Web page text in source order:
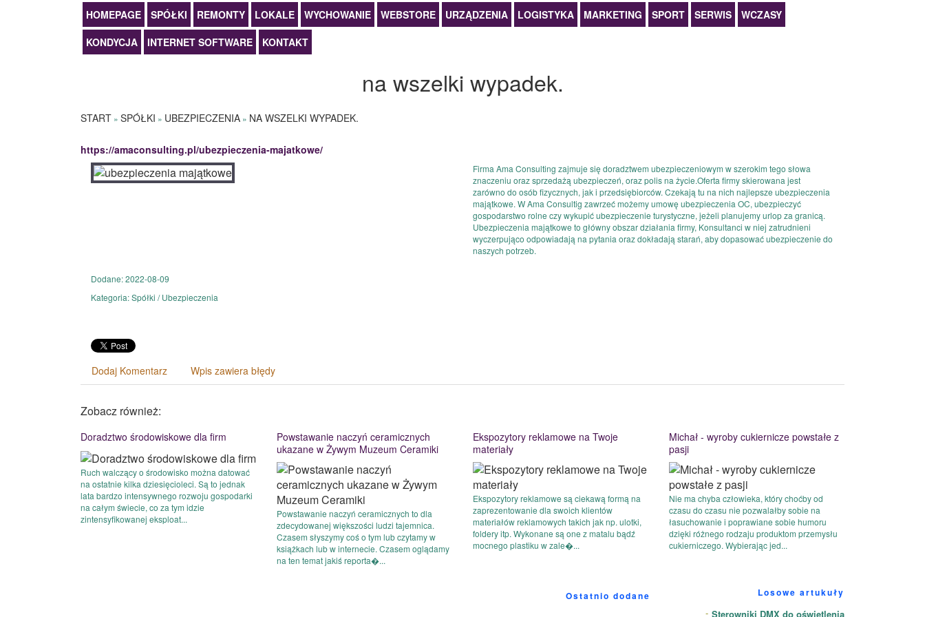
HOMEPAGE SPÓŁKI REMONTY LOKALE WYCHOWANIE WEBSTORE URZĄDZENIA LOGISTYKA MARKETING SPORT SERWIS
WCZASY
KONDYCJA
INTERNET SOFTWARE KONTAKT
na wszelki wypadek.
START » SPÓŁKI » UBEZPIECZENIA » NA WSZELKI WYPADEK.
https://amaconsulting.pl/ubezpieczenia-majatkowe/
Firma Ama Consulting zajmuje się doradztwem ubezpieczeniowym w szerokim tego słowa
znaczeniu oraz sprzedażą ubezpieczeń, oraz polis na życie.Oferta firmy skierowana jest
zarówno do osób fizycznych, jak i przedsiębiorców. Czekają tu na nich najlepsze ubezpieczenia
majątkowe. W Ama Consultig zawrzeć możemy umowę ubezpieczenia OC, ubezpieczyć
gospodarstwo rolne czy wykupić ubezpieczenie turystyczne, jeżeli planujemy urlop za granicą.
Ubezpieczenia majątkowe to główny obszar działania firmy, Konsultanci w niej zatrudnieni
wyczerpująco odpowiadają na pytania oraz dokładają starań, aby dopasować ubezpieczenie do
naszych potrzeb.
Dodane: 2022-08-09
Kategoria: Spółki / Ubezpieczenia
Dodaj Komentarz Wpis zawiera błędy
Zobacz również:
Doradztwo środowiskowe dla firm
Ruch walczący o środowisko można datować
na ostatnie kilka dziesięcioleci. Są to jednak
lata bardzo intensywnego rozwoju gospodarki
na całym świecie, co za tym idzie
zintensyfikowanej eksploat...
Powstawanie naczyń ceramicznych
ukazane w Żywym Muzeum Ceramiki
Powstawanie naczyń ceramicznych to dla
zdecydowanej większości ludzi tajemnica.
Czasem słyszymy coś o tym lub czytamy w
książkach lub w internecie. Czasem oglądamy
na ten temat jakiś reporta�...
Ekspozytory reklamowe na Twoje
materiały
Ekspozytory reklamowe są ciekawą formą na
zaprezentowanie dla swoich klientów
materiałów reklamowych takich jak np. ulotki,
foldery itp. Wykonane są one z matalu bądź
mocnego plastiku w zale�...
Michał - wyroby cukiernicze powstałe z
pasji
Nie ma chyba człowieka, który choćby od
czasu do czasu nie pozwalałby sobie na
łasuchowanie i poprawiane sobie humoru
dzięki różnego rodzaju produktom przemysłu
cukierniczego. Wybierając jed...
Ostatnio dodane Losowe artukuły
Sterowniki DMX do oświetlenia